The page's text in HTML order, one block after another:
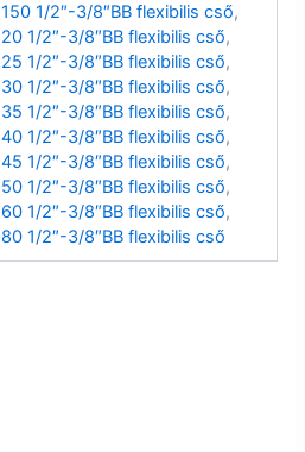
150 1/2″-3/8″BB flexibilis cső,
20 1/2″-3/8″BB flexibilis cső,
25 1/2″-3/8″BB flexibilis cső,
30 1/2″-3/8″BB flexibilis cső,
35 1/2″-3/8″BB flexibilis cső,
40 1/2″-3/8″BB flexibilis cső,
45 1/2″-3/8″BB flexibilis cső,
50 1/2″-3/8″BB flexibilis cső,
60 1/2″-3/8″BB flexibilis cső,
80 1/2″-3/8″BB flexibilis cső